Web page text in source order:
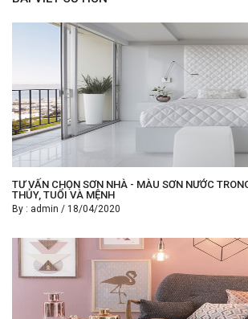
TƯ VẤN CHỌN SƠN NHÀ - MÀU SƠN NƯỚC
THỦY, TUỔI VÀ MỆNH
By : admin / 18/04/2020